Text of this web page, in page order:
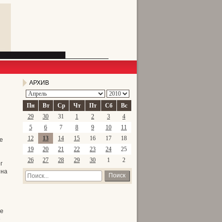
АРХИВ
Пн Вт Ср Чт Пт Сб
Вс
29
30 31 1 2 3
4
5
6 7 8 9 10
11
12
13 14 15 16 17
18
19
20 21 22 23 24
25
26
27 28 29 30 1 2
Поиск